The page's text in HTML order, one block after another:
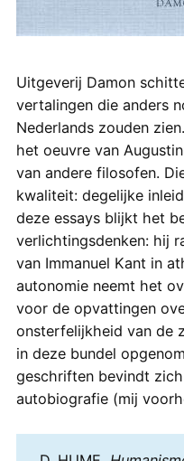
Uitgeverij Damon
vertalingen die anders
Nederlands zouden
het oeuvre van
van andere filosofen.
kwaliteit: degelijke
deze essays blijkt het
verlichtingsdenken: hij
van Immanuel Kant in
autonomie neemt het
voor de opvattingen
onsterfelijkheid van de
in deze bundel
geschriften bevindt
autobiografie (mij